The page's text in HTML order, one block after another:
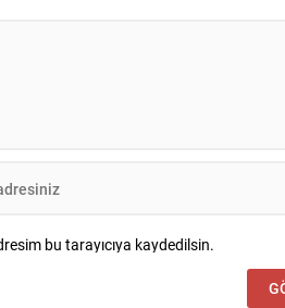
bu tarayıcıya kaydedilsin.